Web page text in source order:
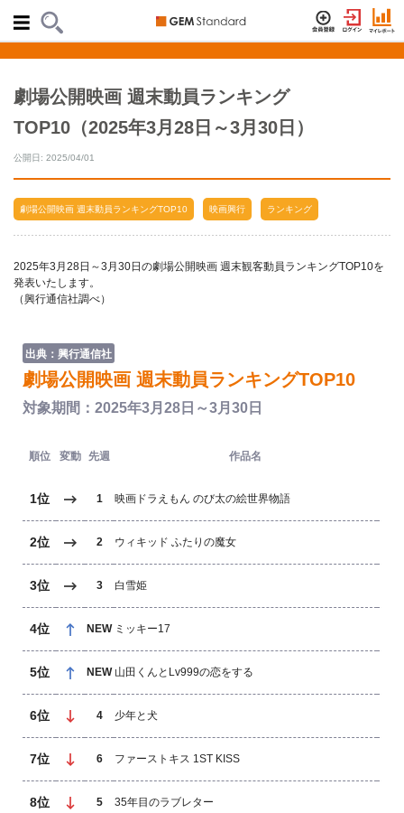
劇場公開映画 週末動員ランキング
TOP10（2025年3月28日～3月30日）
公開日: 2025/04/01
劇場公開映画 週末動員ランキングTOP10 映画興行 ランキング
2025年3月28日～3月30日の劇場公開映画 週末観客動員ランキングTOP10を
発表いたします。
（興行通信社調べ）
出典：興行通信社
劇場公開映画 週末動員ランキングTOP10
対象期間：2025年3月28日～3月30日
順位 変動 先週 作品名
1位 1 映画ドラえもん のび太の絵世界物語
2位 2 ウィキッド ふたりの魔女
3位 3 白雪姫
4位 NEW ミッキー17
5位 NEW 山田くんとLv999の恋をする
6位 4 少年と犬
7位 6 ファーストキス 1ST KISS
8位 5 35年目のラブレター